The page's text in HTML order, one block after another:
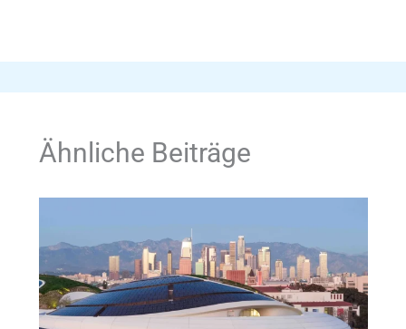
Ähnliche Beiträge